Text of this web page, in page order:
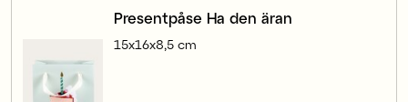
Presentpåse Ha den äran
15x16x8,5 cm